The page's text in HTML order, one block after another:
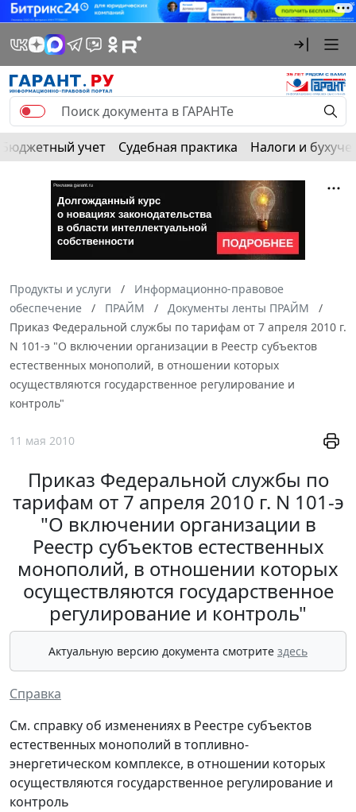
Бюджетный учет Судебная практика Налоги и
Продукты и услуги
Информационно-правовое
обеспечение
ПРАЙМ
Документы ленты ПРАЙМ
Приказ Федеральной службы по тарифам от 7 апреля 2010 г.
N 101-э "О включении организации в Реестр субъектов
естественных монополий, в отношении которых
осуществляются государственное регулирование и
контроль"
11 мая 2010
Приказ Федеральной службы по
тарифам от 7 апреля 2010 г. N 101-э
"О включении организации в
Реестр субъектов естественных
монополий, в отношении которых
осуществляются государственное
регулирование и контроль"
Актуальную версию документа смотрите здесь
Справка
См. справку об изменениях в Реестре субъектов
естественных монополий в топливно-
энергетическом комплексе, в отношении которых
осуществляются государственное регулирование и
контроль